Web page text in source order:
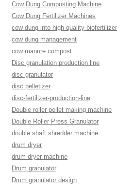
Cow Dung Composting Machine
Cow Dung Fertilizer Machines
cow dung into high-quality biofertilizer
cow dung management
cow manure compost
Disc granulation production line
disc granulator
disc pelletizer
disc-fertilizer-production-line
Double roller pellet making machine
Double Roller Press Granulator
double shaft shredder machine
drum dryer
drum dryer machine
Drum granulator
Drum granulator design